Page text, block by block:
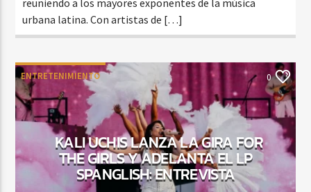
urbana latina. Con artistas de […]
ENTRETENIMIENTO 0
KALI UCHIS LANZA LA GIRA FOR
THE GIRLS Y ADELANTA EL LP
SPANGLISH: ENTREVISTA